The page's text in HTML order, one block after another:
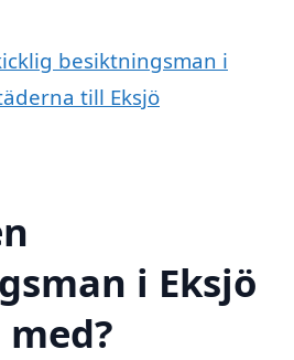
besiktningsman i
till Eksjö
i Eksjö